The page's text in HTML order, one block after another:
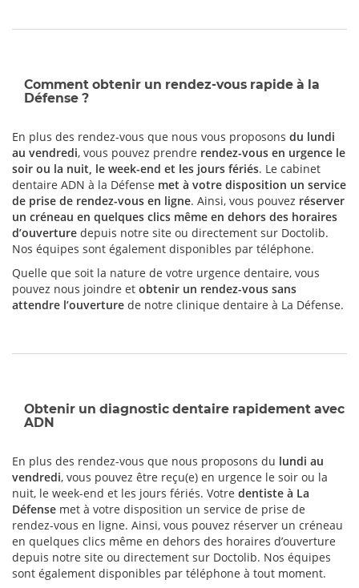
Comment obtenir un rendez-vous rapide à la
Défense ?
En plus des rendez-vous que nous vous proposons du lundi
au vendredi, vous pouvez prendre rendez-vous en urgence le
soir ou la nuit, le week-end et les jours fériés. Le cabinet
dentaire ADN à la Défense met à votre disposition un service
de prise de rendez-vous en ligne. Ainsi, vous pouvez réserver
un créneau en quelques clics même en dehors des horaires
d’ouverture depuis notre site ou directement sur Doctolib.
Nos équipes sont également disponibles par téléphone.
Quelle que soit la nature de votre urgence dentaire, vous
pouvez nous joindre et obtenir un rendez-vous sans
attendre l’ouverture de notre clinique dentaire à La Défense.
Obtenir un diagnostic dentaire rapidement avec
ADN
En plus des rendez-vous que nous proposons du lundi au
vendredi, vous pouvez être reçu(e) en urgence le soir ou la
nuit, le week-end et les jours fériés. Votre dentiste à La
Défense met à votre disposition un service de prise de
rendez-vous en ligne. Ainsi, vous pouvez réserver un créneau
en quelques clics même en dehors des horaires d’ouverture
depuis notre site ou directement sur Doctolib. Nos équipes
sont également disponibles par téléphone à tout moment.